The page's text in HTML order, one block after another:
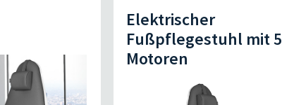
Elektrischer
Fußpflegestuhl mit 5
Motoren